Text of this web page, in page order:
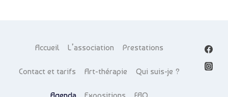
Accueil L’association Prestations
Contact et tarifs Art-thérapie Qui suis-je ?